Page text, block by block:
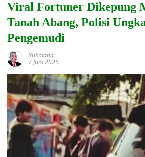
Viral Fortuner Dikepung
Tanah Abang, Polisi
Pengemudi
Rukmana
7 Juni 2026